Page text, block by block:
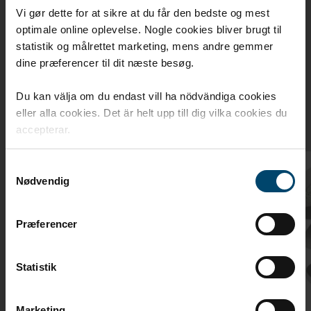
Vi gør dette for at sikre at du får den bedste og mest
optimale online oplevelse. Nogle cookies bliver brugt til
statistik og målrettet marketing, mens andre gemmer
dine præferencer til dit næste besøg.
Du kan välja om du endast vill ha nödvändiga cookies
eller alla cookies. Det är helt upp till dig vilka cookies du
accepterar.
Nødvendig
Præferencer
Statistik
Relaterade produkter
tätningslister